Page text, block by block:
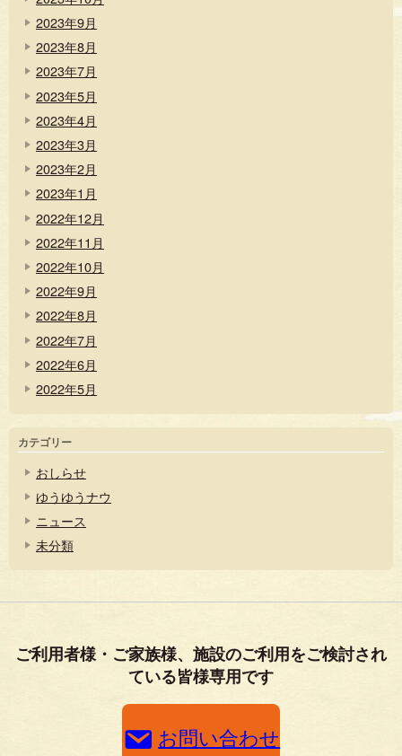
2023年9月
2023年8月
2023年7月
2023年5月
2023年4月
2023年3月
2023年2月
2023年1月
2022年12月
2022年11月
2022年10月
2022年9月
2022年8月
2022年7月
2022年6月
2022年5月
カテゴリー
おしらせ
ゆうゆうナウ
ニュース
未分類
ご利用者様・ご家族様、施設のご利用をご検討され
ている皆様専用です
お問い合わせ